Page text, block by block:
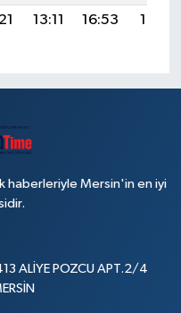
13:11 16:53 19:51
haberleriyle Mersin'in en iyi
ALİYE POZCU APT.2/4